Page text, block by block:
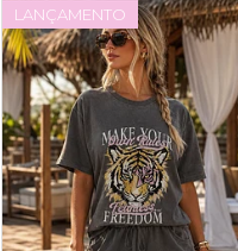
LANÇAMENTO